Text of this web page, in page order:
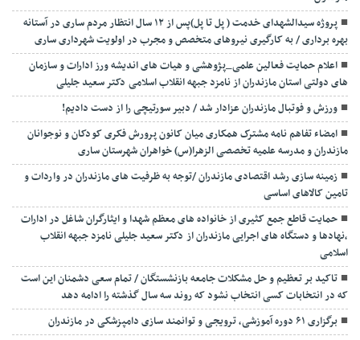
پروژه سیدالشهدای خدمت ( پل تا پل)پس از ۱۲ سال انتظار مردم ساری در آستانه
بهره برداری / به کارگیری نیروهای متخصص و مجرب در اولویت شهرداری ساری
اعلام حمایت فعالین علمی_پژوهشی و هیات های اندیشه ورز ادارات و سازمان
های دولتی استان مازندران از نامزد جبهه انقلاب اسلامی دکتر سعید جلیلی
ورزش و فوتبال مازندران عزادار شد / دبیر سورتیچی را از دست دادیم!
امضاء تفاهم نامه مشترک همکاری میان کانون پرورش فکری کودکان و نوجوانان
مازندران و مدرسه علمیه تخصصی الزهرا(س) خواهران شهرستان ساری
زمینه سازی رشد اقتصادی مازندران /توجه به ظرفیت های مازندران در واردات و
تامین کالاهای اساسی
حمایت قاطع جمع کثیری از خانواده های معظم شهدا و ایثارگران شاغل در ادارات
،نهادها و دستگاه های اجرایی مازندران از دکتر سعید جلیلی نامزد جبهه انقلاب
اسلامی
تاکید بر تعظیم و حل مشکلات جامعه بازنشستگان / تمام سعی دشمنان این است
که در انتخابات کسی انتخاب نشود که روند سه سال گذشته را ادامه دهد
برگزاری ۶۱ دوره آموزشی، ترویجی و توانمند سازی دامپزشکی در مازندران